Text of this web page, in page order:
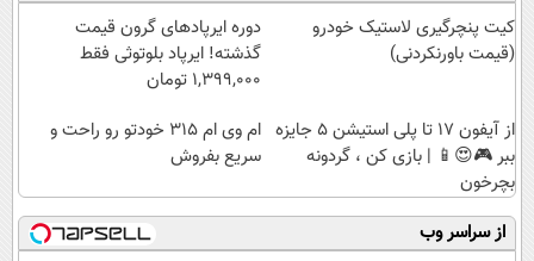
کیت پنچرگیری لاستیک خودرو
(قیمت باورنکردنی)
دوره ایرپاد‌های گرون قیمت
گذشته! ایرپاد بلوتوثی فقط
1,399,000 تومان
از آیفون 17 تا پلی استیشن 5 جایزه
ببر 🎮😍📱 | بازی کن ، گردونه
بچرخون
ام وی ام 315 خودتو رو راحت و
سریع بفروش
از سراسر وب